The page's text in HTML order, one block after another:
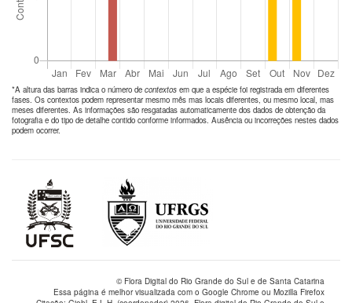
*A altura das barras indica o número de contextos em que a espécie foi registrada em diferentes
fases. Os contextos podem representar mesmo mês mas locais diferentes, ou mesmo local, mas
meses diferentes. As informações são resgatadas automaticamente dos dados de obtenção da
fotografia e do tipo de detalhe contido conforme informados. Ausência ou incorreções nestes dados
podem ocorrer.
© Flora Digital do Rio Grande do Sul e de Santa Catarina
Essa página é melhor visualizada com o Google Chrome ou Mozilla Firefox